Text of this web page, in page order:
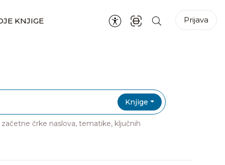
KNJIGE Prijava
Knjige
črke naslova, tematike, ključnih